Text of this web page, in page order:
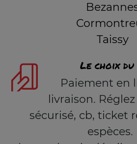
Taissy
Le choix du
Paiement en
livraison.
sécurisé, cb, ticket
espèces.